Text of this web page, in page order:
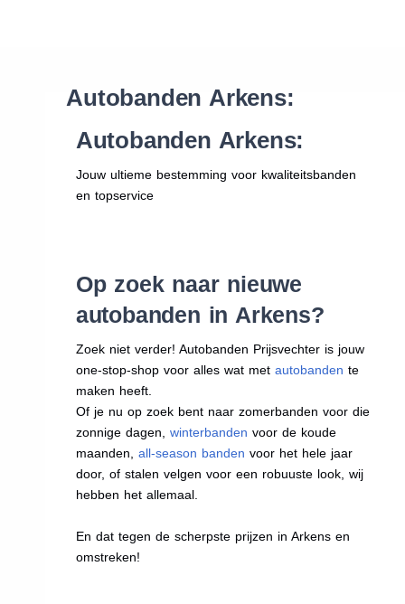
Autobanden Arkens:
Autobanden Arkens:
Jouw ultieme bestemming voor kwaliteitsbanden
en topservice
Op zoek naar nieuwe
autobanden in Arkens?
Zoek niet verder! Autobanden Prijsvechter is jouw
one-stop-shop voor alles wat met autobanden te
maken heeft.
Of je nu op zoek bent naar zomerbanden voor die
zonnige dagen, winterbanden voor de koude
maanden, all-season banden voor het hele jaar
door, of stalen velgen voor een robuuste look, wij
hebben het allemaal.
En dat tegen de scherpste prijzen in Arkens en
omstreken!